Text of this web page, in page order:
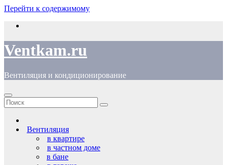
Перейти к содержимому
Ventkam.ru
Вентиляция и кондиционирование
Вентиляция
в квартире
в частном доме
в бане